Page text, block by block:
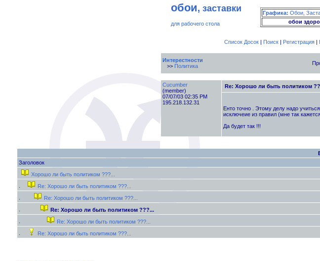
обои, заставки
для рабочего стола
Графика: Обои,
обои
Список Досок| Поиск| Регистрация|
Интерестности
>> Политика
Cucumber
(member)
07/07/03 02:35 PM
195.218.132.31
Re: Хорошо ли быть политиком
Енто точно . Этому делу надо
исключеие из правил (мне так
Да будет так !!!
Заголовок
Хорошо ли быть политиком ???...
Re: Хорошо ли быть политиком ???...
Re: Хорошо ли быть политиком ???...
Re: Хорошо ли быть политиком ???...
Re: Хорошо ли быть политиком ???...
Re: Хорошо ли быть политиком ???...